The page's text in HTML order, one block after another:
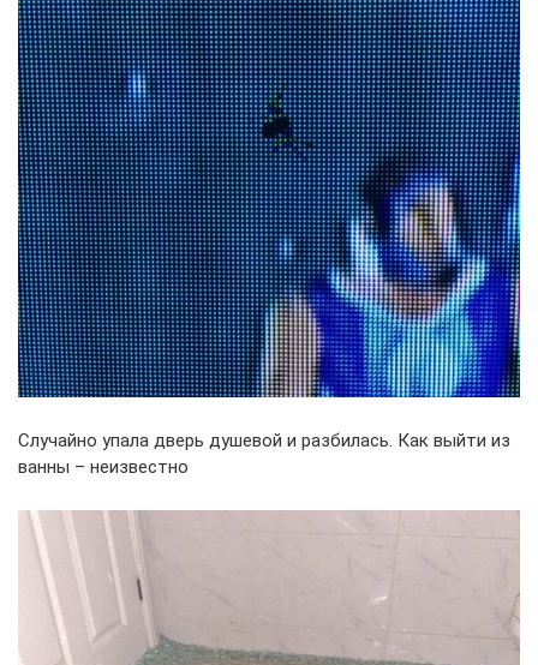
Случайно упала дверь душевой и разбилась. Как выйти из
ванны – неизвестно